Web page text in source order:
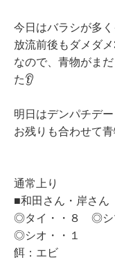
今日はバラシが多
放流前後もダメダメ
なので、青物がま
た👂
明日はデンパチデ
お残りも合わせて
通常上り
■和田さん・岸さん
◎タイ・・８ ◎シ
◎シオ・・１
餌：エビ